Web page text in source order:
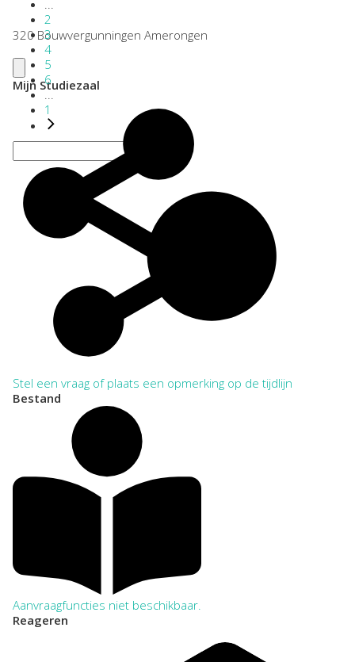
2
3
4
5
6
...
1
320 Bouwvergunningen Amerongen
Mijn Studiezaal
Stel een vraag of plaats een opmerking op de tijdlijn
Bestand
Aanvraagfuncties niet beschikbaar.
Reageren